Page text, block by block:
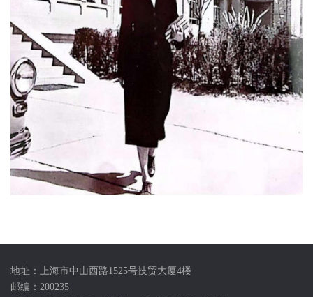
地址：上海市中山西路1525号技贸大厦4楼
邮编：200235